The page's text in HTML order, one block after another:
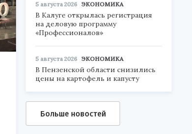
5 августа 2026 ЭКОНОМИКА
В Калуге открылась регистрация
на деловую программу
«Профессионалов»
5 августа 2026 ЭКОНОМИКА
В Пензенской области снизились
цены на картофель и капусту
Больше новостей